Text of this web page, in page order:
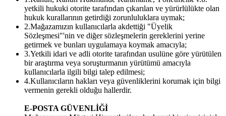
yetkili hukuki otorite tarafından çıkarılan ve yürürlülükte olan
hukuk kurallarının getirdiği zorunluluklara uymak;
2.Mağazamızın kullanıcılarla akdettiği "Üyelik
Sözleşmesi"'nin ve diğer sözleşmelerin gereklerini yerine
getirmek ve bunları uygulamaya koymak amacıyla;
3.Yetkili idari ve adli otorite tarafından usulüne göre yürütülen
bir araştırma veya soruşturmanın yürütümü amacıyla
kullanıcılarla ilgili bilgi talep edilmesi;
4.Kullanıcıların hakları veya güvenliklerini korumak için bilgi
vermenin gerekli olduğu hallerdir.
E-POSTA GÜVENLİĞİ